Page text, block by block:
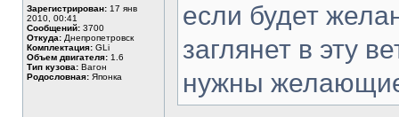
Зарегистрирован: 17 янв
2010, 00:41
Сообщений: 3700
Откуда: Днепропетровск
Комплектация: GLi
Объем двигателя: 1.6
Тип кузова: Вагон
Родословная: Японка
если будет
заглянет в эту
нужны